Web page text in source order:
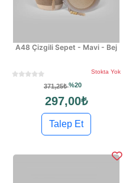
A48 Çizgili Sepet - Mavi - Bej
Stokta Yok
371,25₺%20
297,00₺
Talep Et